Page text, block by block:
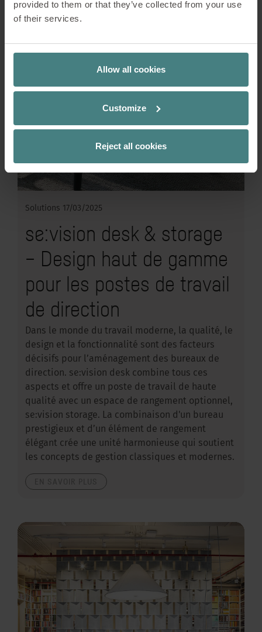
provided to them or that they’ve collected from your use
of their services.
Allow all cookies
Customize
Reject all cookies
Solutions 17/03/2025
se:vision desk & storage
– Design haut de gamme
pour les postes de travail
de direction
Dans le monde du travail moderne, la qualité, le
design et la fonctionnalité sont des facteurs
décisifs pour l’aménagement des bureaux de
direction. se:vision desk combine tous ces
aspects et offre un poste de travail de haute
qualité avec un espace de rangement optionnel,
se:vision storage. La combinaison d'un bureau
prestigieux et d’un élément de rangement
élégant crée une unité harmonieuse qui soutient
les concepts de gestion classiques et modernes.